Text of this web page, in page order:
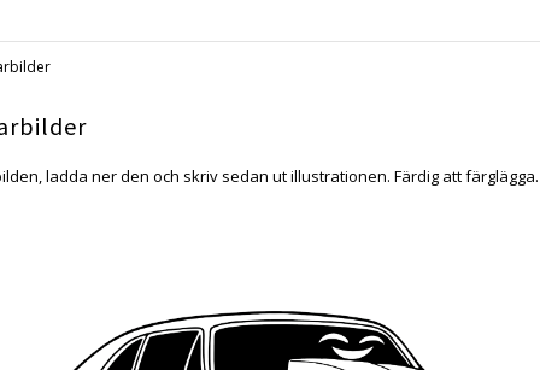
ladda ner den och skriv sedan ut illustrationen. Färdig att färglägga.